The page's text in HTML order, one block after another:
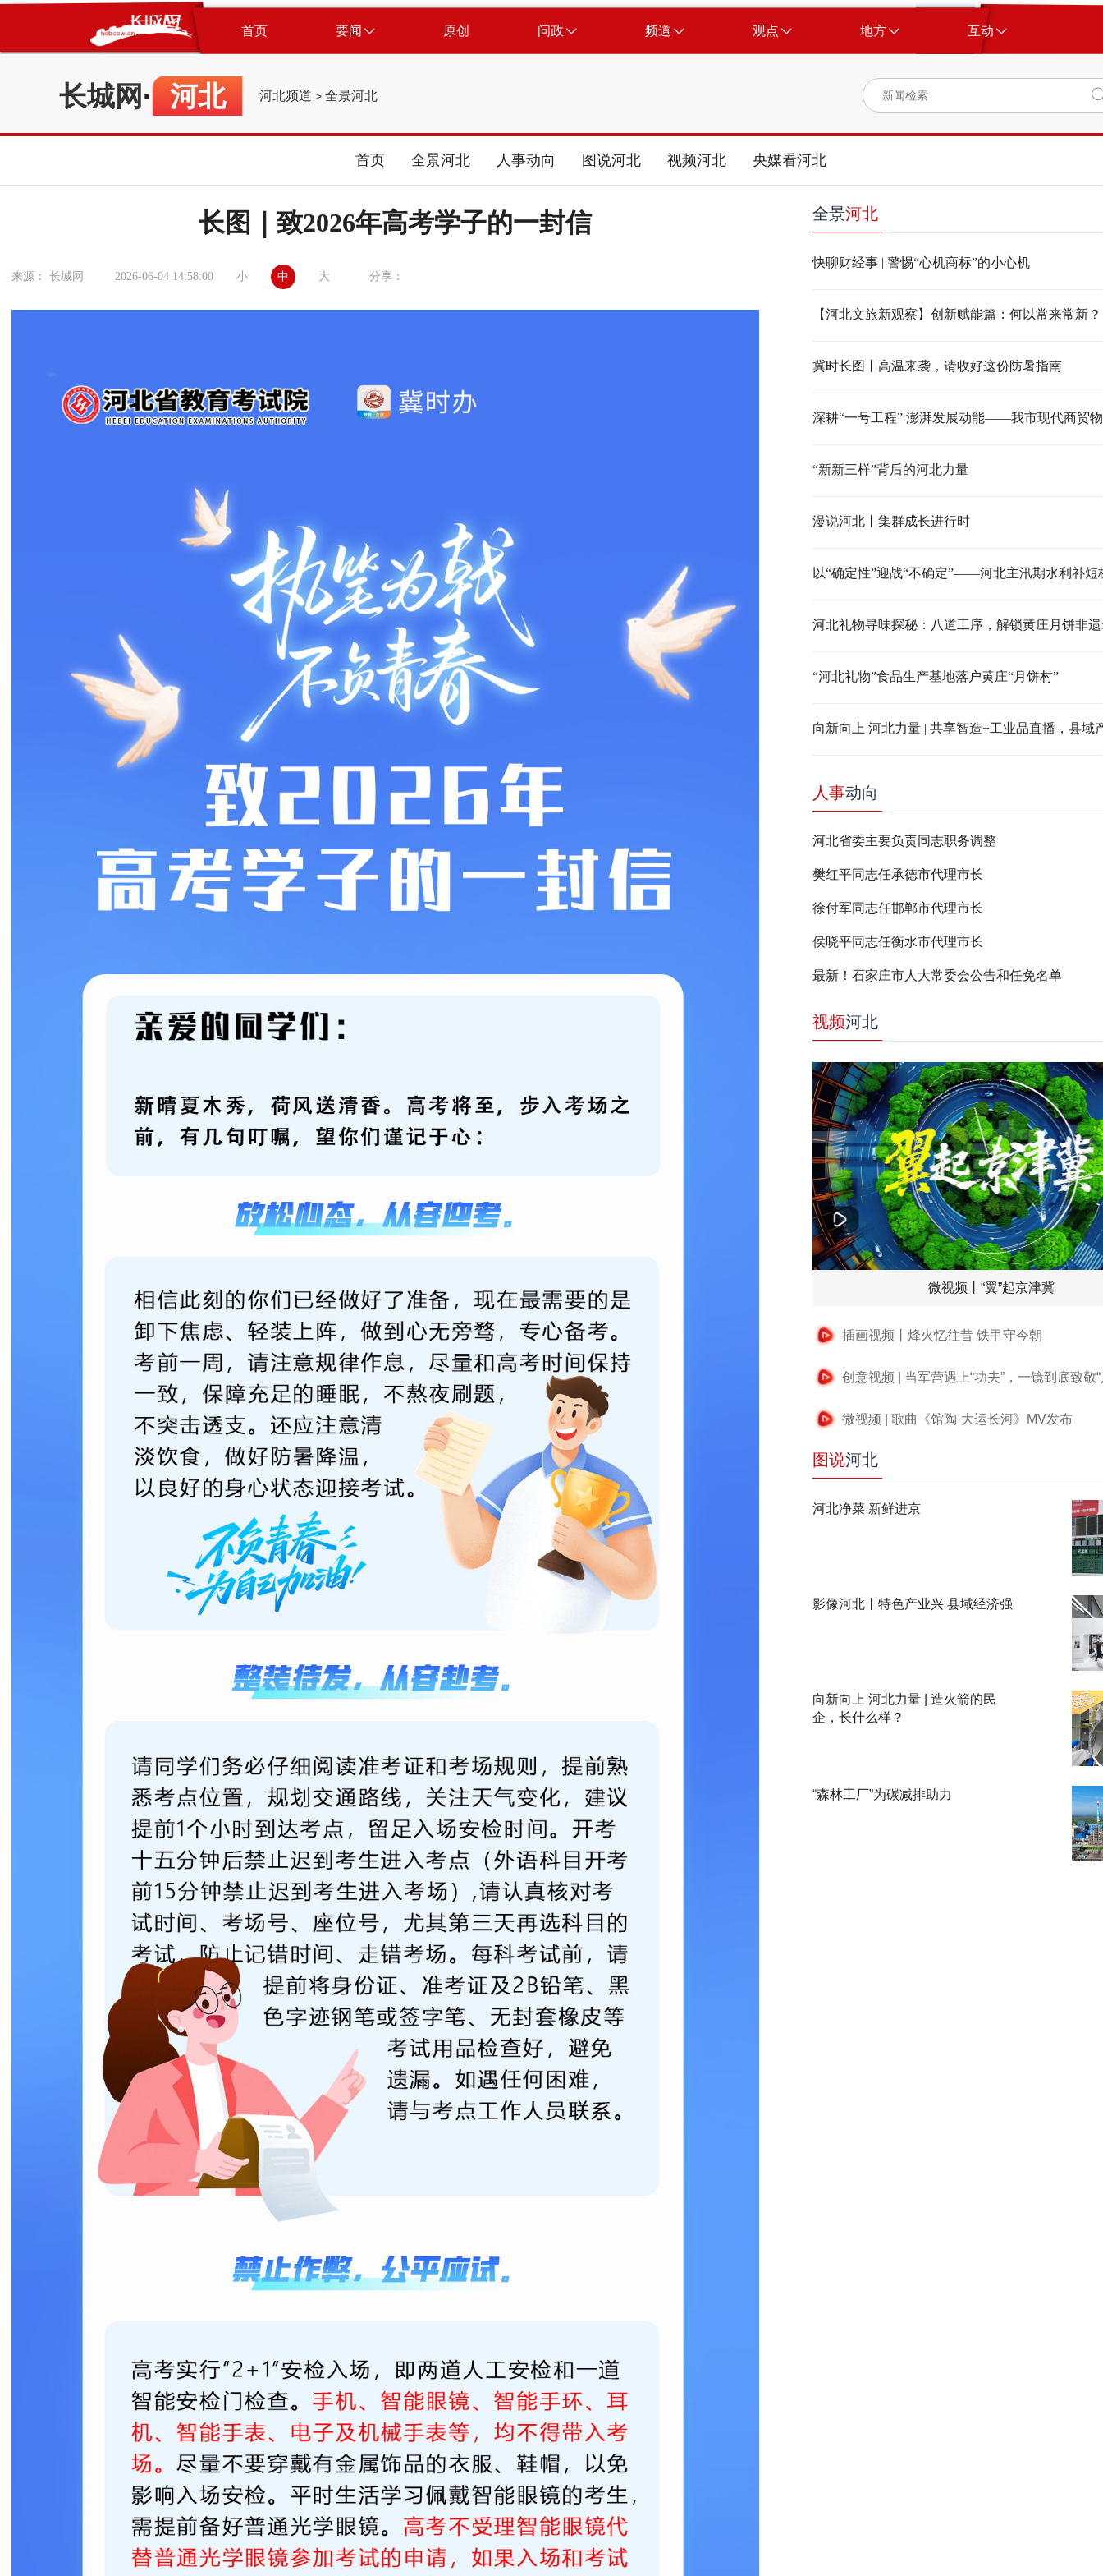
首页 要闻 原创 问政 频道 观点 地方 互动
长城网 · 河北 河北频道 > 全景河北
首页 全景河北 人事动向 图说河北 视频河北 央媒看河北
长图｜致2026年高考学子的一封信
来源： 长城网 2026-06-04 14:58:00 小 中 大 分享：
全景河北
快聊财经事 | 警惕“心机商标”的小心机
【河北文旅新观察】创新赋能篇：何以常来常新？
冀时长图丨高温来袭，请收好这份防暑指南
“新新三样”背后的河北力量
漫说河北丨集群成长进行时
以“确定性”迎战“不确定”——河北主汛期水利补短
河北礼物寻味探秘：八道工序，解锁黄庄月饼非
“河北礼物”食品生产基地落户黄庄“月饼村”
人事动向
河北省委主要负责同志职务调整
樊红平同志任承德市代理市长
徐付军同志任邯郸市代理市长
侯晓平同志任衡水市代理市长
最新！石家庄市人大常委会公告和任免名单
视频河北
微视频丨“翼”起京津冀
插画视频丨烽火忆往昔 铁甲守今朝
创意视频 | 当军营遇上“功夫”，一镜到底致敬“
微视频 | 歌曲《馆陶·大运长河》MV发布
图说河北
河北净菜 新鲜进京
影像河北丨特色产业兴 县域经济强
向新向上 河北力量 | 造火箭的民
企，长什么样？
“森林工厂”为碳减排助力